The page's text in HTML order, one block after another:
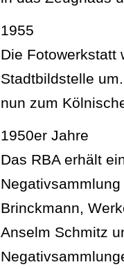
1955
Die Fotowerkstatt
Stadtbildstelle
nun zum
1950er Jahre
Das RBA erhält
Brinckmann,
Anselm Schmitz